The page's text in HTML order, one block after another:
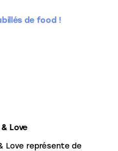
de food !
Love
Love représente de